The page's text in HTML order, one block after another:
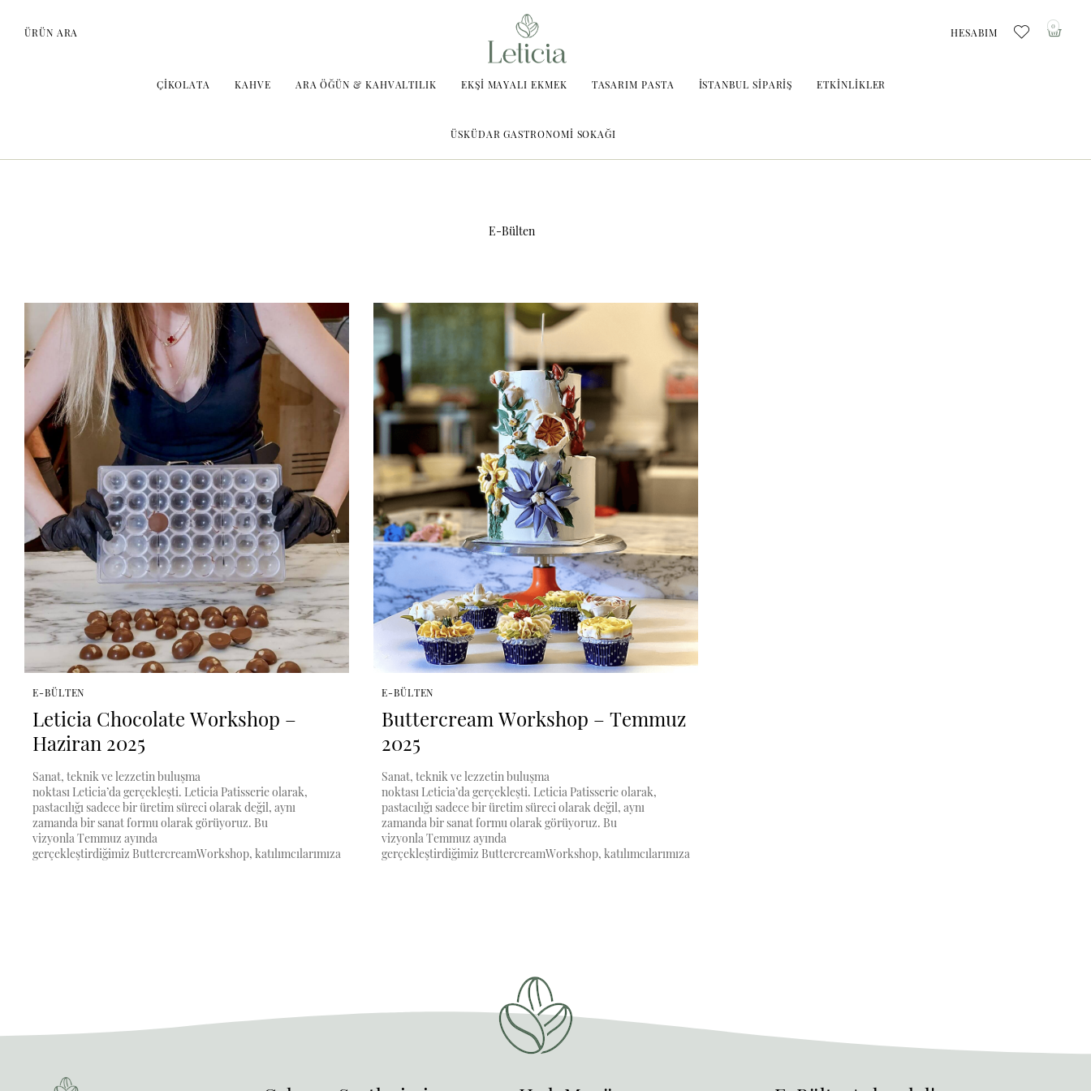
ÜRÜN ARA
ÇIKOLATA KAHVE ARA ÖĞÜN & KAHVALTILIK EKŞI MAYALI EKMEK TASARIM PASTA İSTANBUL SIPARIŞ ETKINLIKLER
ÜSKÜDAR GASTRONOMI SOKAĞI
HESABIM
0
E-Bülten
E-BÜLTEN
Leticia Chocolate Workshop –
Haziran 2025
Sanat, teknik ve lezzetin buluşma
noktası Leticia’da gerçekleşti. Leticia Patisserie olarak,
pastacılığı sadece bir üretim süreci olarak değil, aynı
zamanda bir sanat formu olarak görüyoruz. Bu
vizyonla Temmuz ayında
gerçekleştirdiğimiz ButtercreamWorkshop, katılımcılarımıza
E-BÜLTEN
Buttercream Workshop – Temmuz
2025
Sanat, teknik ve lezzetin buluşma
noktası Leticia’da gerçekleşti. Leticia Patisserie olarak,
pastacılığı sadece bir üretim süreci olarak değil, aynı
zamanda bir sanat formu olarak görüyoruz. Bu
vizyonla Temmuz ayında
gerçekleştirdiğimiz ButtercreamWorkshop, katılımcılarımıza